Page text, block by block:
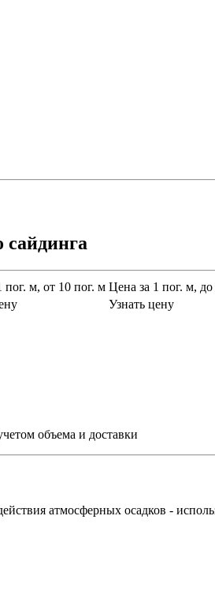
сайдинга
пог. м, от 10 пог. м Цена за 1 пог. м,
Узнать цену
объема и доставки
атмосферных осадков -